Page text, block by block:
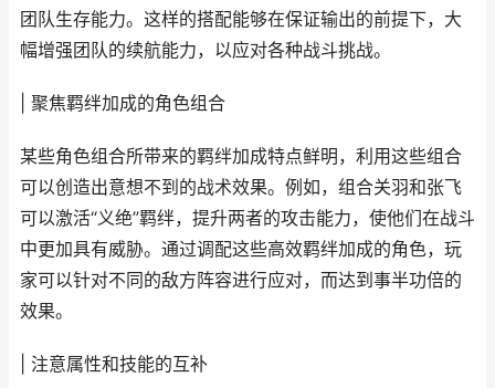
团队生存能力。这样的搭配能够在保证输出的前提下，大
幅增强团队的续航能力，以应对各种战斗挑战。
| 聚焦羁绊加成的角色组合
某些角色组合所带来的羁绊加成特点鲜明，利用这些组合
可以创造出意想不到的战术效果。例如，组合关羽和张飞
可以激活“义绝”羁绊，提升两者的攻击能力，使他们在战斗
中更加具有威胁。通过调配这些高效羁绊加成的角色，玩
家可以针对不同的敌方阵容进行应对，而达到事半功倍的
效果。
| 注意属性和技能的互补